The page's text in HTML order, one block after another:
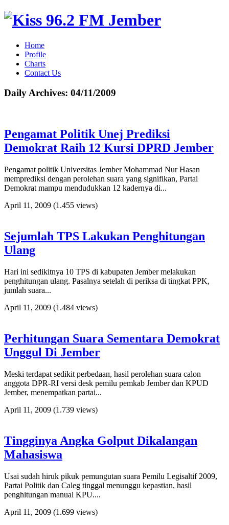
Home
Profile
Charts
Contact Us
Daily Archives: 04/11/2009
Pengamat Politik Unej Prediksi
Demokrat Raih 12 Kursi DPRD Jember
Pengamat politik Universitas Jember Mohammad Nur Hasan
memprediksi dengan perolehan suara yang signifikan, Partai
Demokrat mampu mendudukkan 12 kadernya di...
April 11, 2009 (1.455 views)
Sejumlah TPS Lakukan Penghitungan
Ulang
Hari ini sedikitnya 10 TPS di kabupaten Jember melakukan
penghitungan ulang. Pasalnya setelah di periksa di tingkat PPK,
jumlah suara...
April 11, 2009 (1.484 views)
Perhitungan Suara Sementara Demokrat
Unggul Di Jember
Meski terdapat sedikit perbedaan, hasil perolehan suara calon
anggota DPR-RI versi desk pemilu pemkab Jember dan KPUD
Jember, menempatkan partai...
April 11, 2009 (1.739 views)
Tingginya Angka Golput Dikalangan
Mahasiswa
Usai sudah hiruk pikuk pemungutan suara Pemilu Legisaltif 2009,
Partai Politik dan Caleg tinggal menunggu kepastian, hasil
penghitungan manual KPU....
April 11, 2009 (1.699 views)